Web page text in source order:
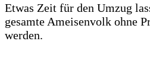
Etwas Zeit für den Umzug
gesamte Ameisenvolk ohne
werden.